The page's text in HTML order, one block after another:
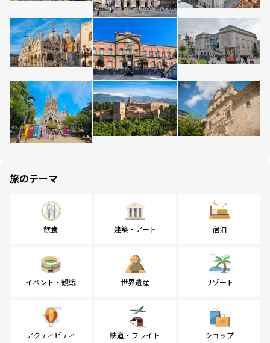
旅のテーマ
飲食 建築・アート 宿泊
イベント・観戦 世界遺産 リゾート
アクティビティ 鉄道・フライト ショップ